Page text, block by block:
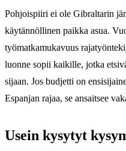
Pohjoispiiri ei ole Gibraltarin
käytännöllinen paikka asua.
työmatkamukavuus
luonne sopii kaikille, jotka
sijaan. Jos budjetti on
Espanjan rajaa, se ansaitsee
Usein kysytyt